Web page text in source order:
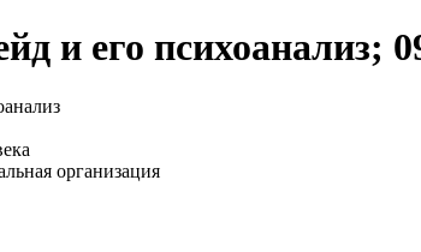
и его психоанализ;
организация